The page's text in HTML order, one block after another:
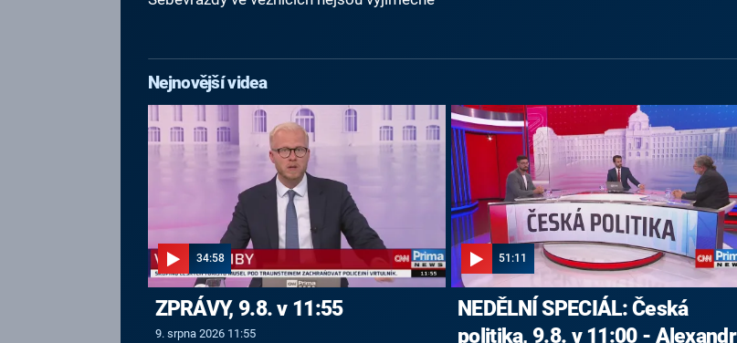
Nejnovější videa
34:58
ZPRÁVY, 9.8. v 11:55
9. srpna 2026 11:55
51:11
NEDĚLNÍ SPECIÁL: Česká
politika, 9.8. v 11:00 - Alexandr